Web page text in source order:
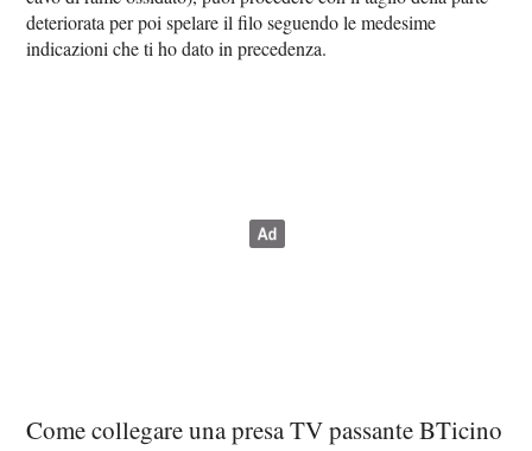
deteriorata per poi spelare il filo seguendo le medesime
indicazioni che ti ho dato in precedenza.
Come collegare una presa TV passante BTicino